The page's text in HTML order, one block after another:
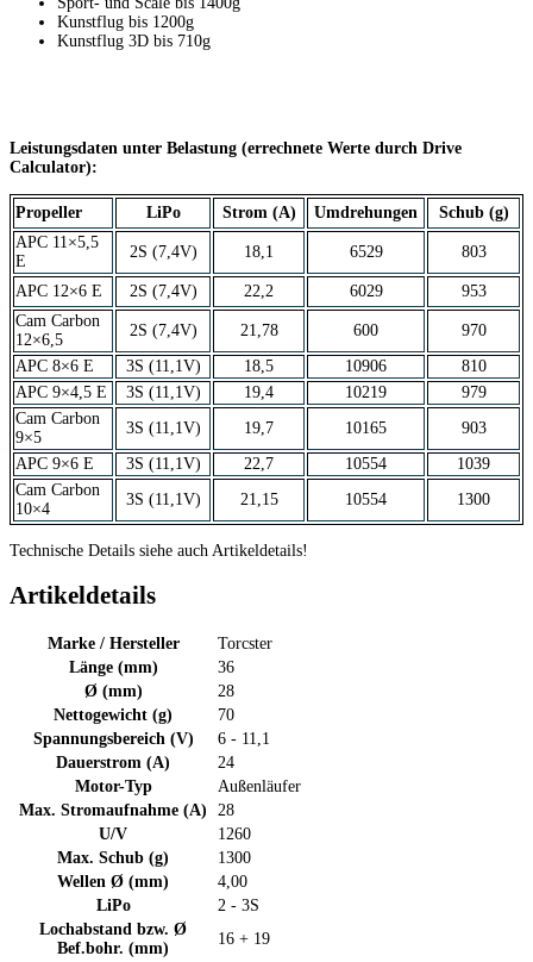
Kunstflug bis 1200g
Kunstflug 3D bis 710g
Leistungsdaten unter Belastung (errechnete Werte durch Drive
Calculator):
Propeller LiPo Strom (A) Umdrehungen
Schub (g)
APC 11×5,5
E
2S (7,4V) 18,1 6529 803
APC 12×6 E 2S (7,4V) 22,2 6029
953
Cam Carbon
12×6,5
2S (7,4V) 21,78 600
970
APC 8×6 E
3S (11,1V) 18,5 10906
810
APC 9×4,5 E
3S (11,1V) 19,4 10219
979
Cam Carbon
9×5
3S (11,1V) 19,7 10165
903
APC 9×6 E
3S (11,1V) 22,7 10554
1039
Cam Carbon
10×4
3S (11,1V) 21,15 10554 1300
Technische Details siehe auch Artikeldetails!
Artikeldetails
Marke / Hersteller
Torcster
Länge (mm)
36
Ø (mm)
28
Nettogewicht (g)
70
Spannungsbereich (V)
6 - 11,1
Dauerstrom (A)
24
Motor-Typ
Außenläufer
Max. Stromaufnahme (A)
28
U/V
1260
Max. Schub (g)
1300
Wellen Ø (mm)
4,00
LiPo
2 - 3S
Lochabstand bzw. Ø
Bef.bohr. (mm)
16 + 19